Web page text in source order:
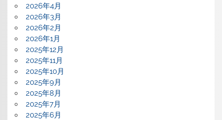
2026年4月
2026年3月
2026年2月
2026年1月
2025年12月
2025年11月
2025年10月
2025年9月
2025年8月
2025年7月
2025年6月